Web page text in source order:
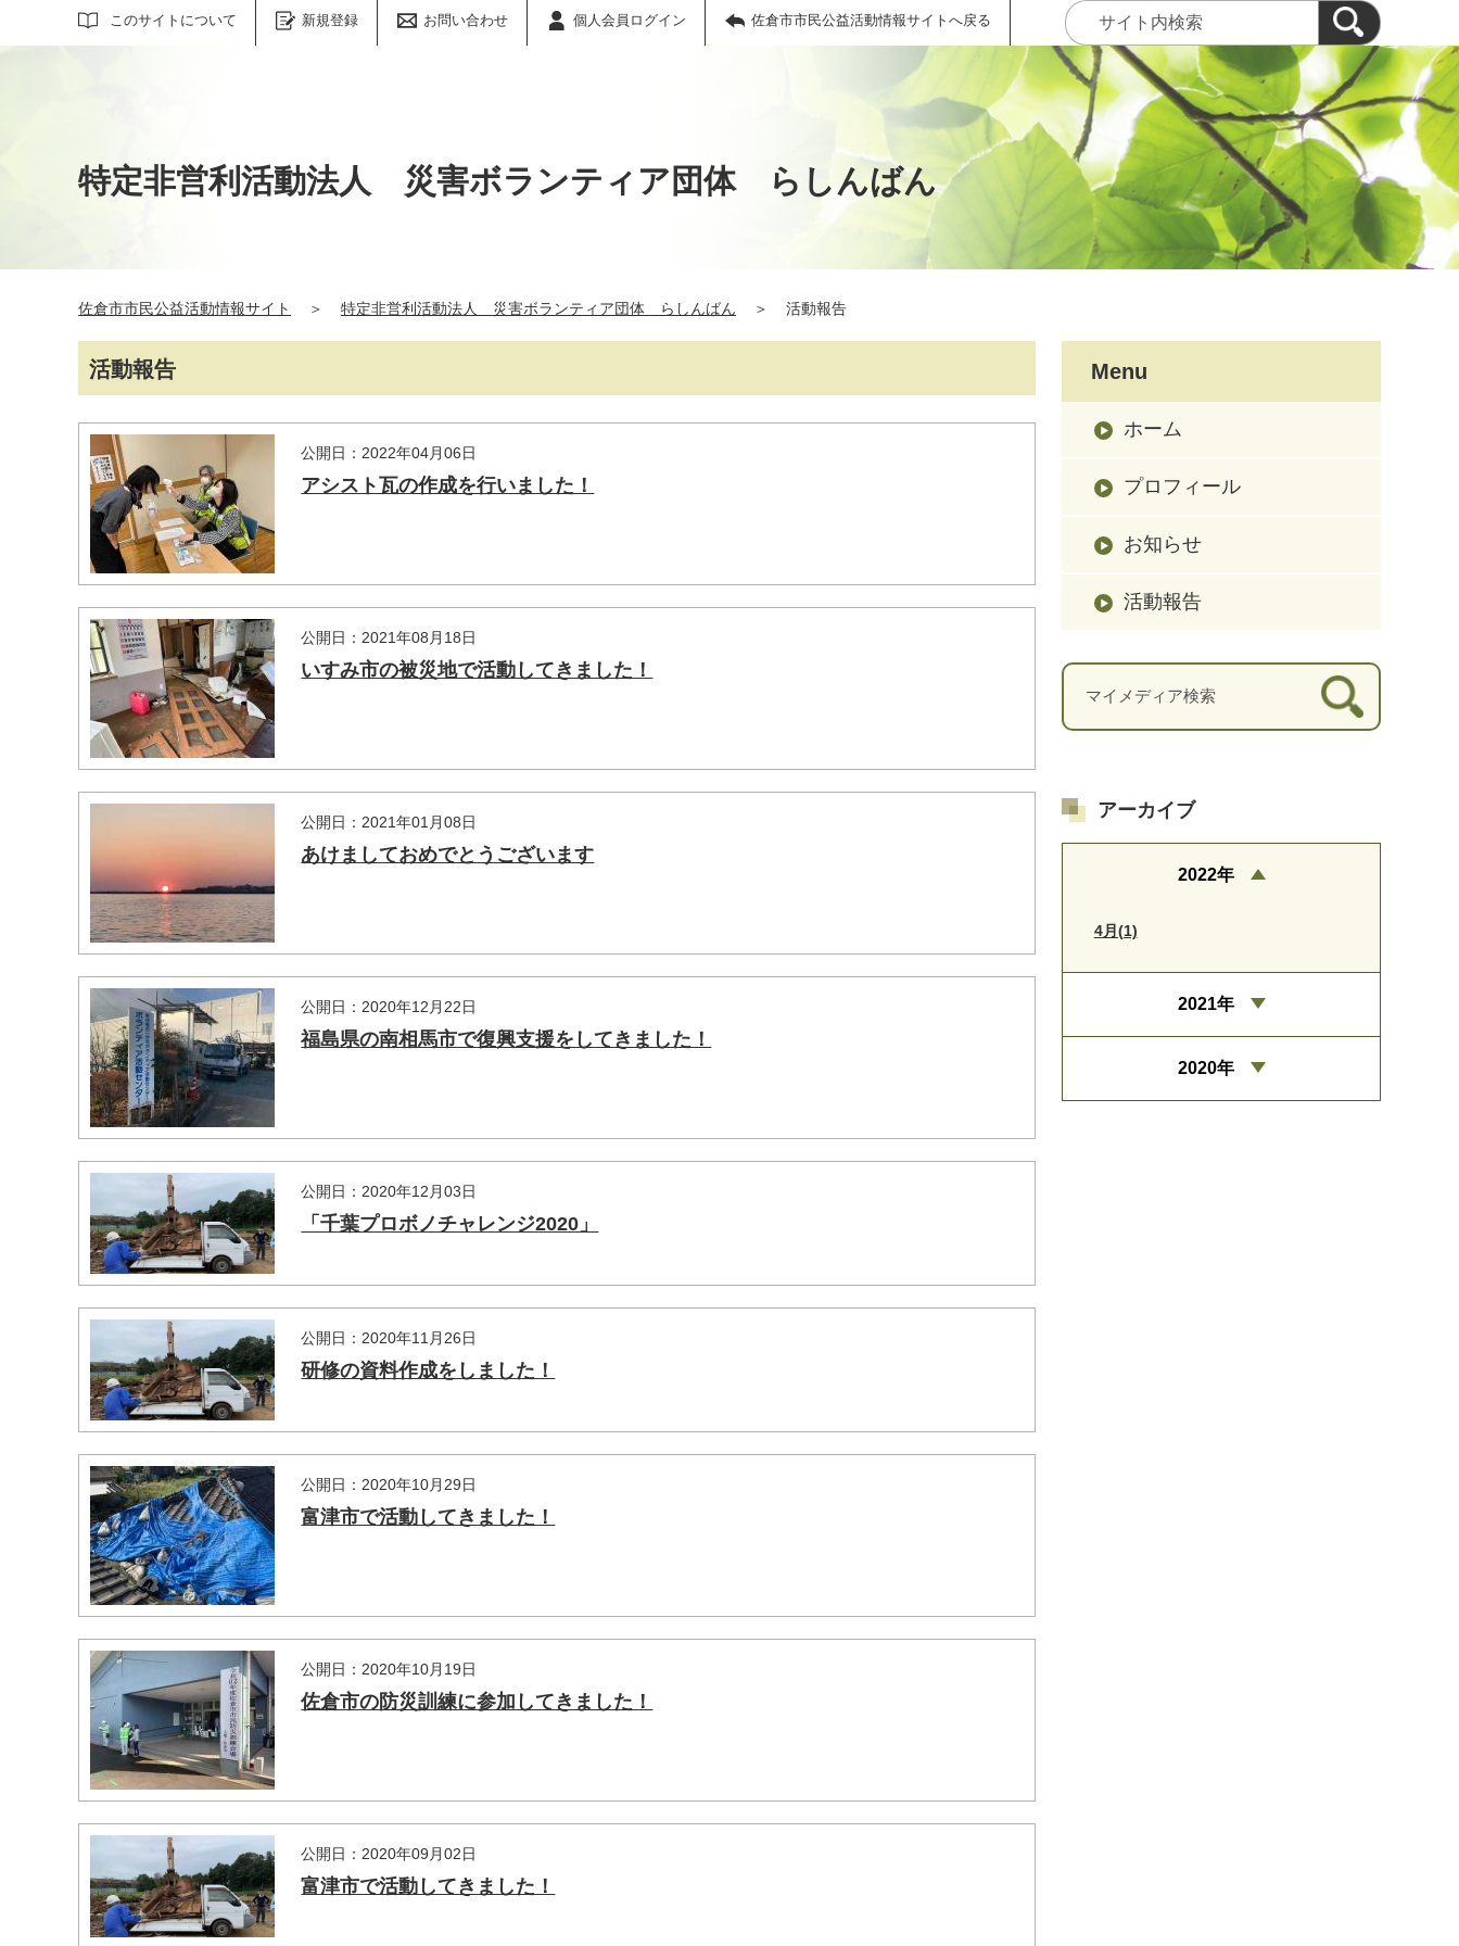
このサイトについて 新規登録 お問い合わせ 個人会員ログイン 佐倉市市民公益活動情報サイトへ戻る
サイト内検索
特定非営利活動法人 災害ボランティア団体 らしんばん
佐倉市市民公益活動情報サイト ＞ 特定非営利活動法人 災害ボランティア団体 らしんばん ＞ 活動報告
活動報告
公開日：2022年04月06日
アシスト瓦の作成を行いました！
公開日：2021年08月18日
いすみ市の被災地で活動してきました！
公開日：2021年01月08日
あけましておめでとうございます
公開日：2020年12月22日
福島県の南相馬市で復興支援をしてきました！
公開日：2020年12月03日
「千葉プロボノチャレンジ2020」
公開日：2020年11月26日
研修の資料作成をしました！
公開日：2020年10月29日
富津市で活動してきました！
公開日：2020年10月19日
佐倉市の防災訓練に参加してきました！
公開日：2020年09月02日
富津市で活動してきました！
Menu
ホーム
プロフィール
お知らせ
活動報告
マイメディア検索
アーカイブ
2022年
4月(1)
2021年
2020年